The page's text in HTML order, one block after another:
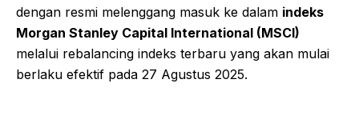
dengan resmi melenggang masuk ke dalam indeks
Morgan Stanley Capital International (MSCI)
melalui rebalancing indeks terbaru yang akan mulai
berlaku efektif pada 27 Agustus 2025.